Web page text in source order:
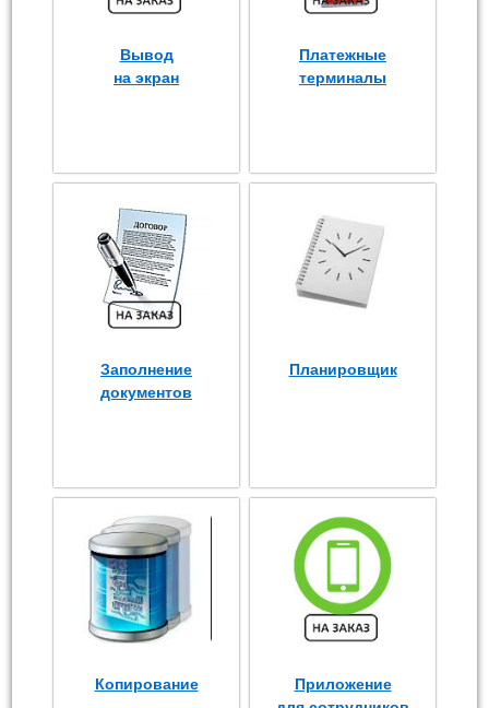
Вывод
на экран
Платежные
терминалы
Заполнение
документов
Планировщик
Копирование
Приложение